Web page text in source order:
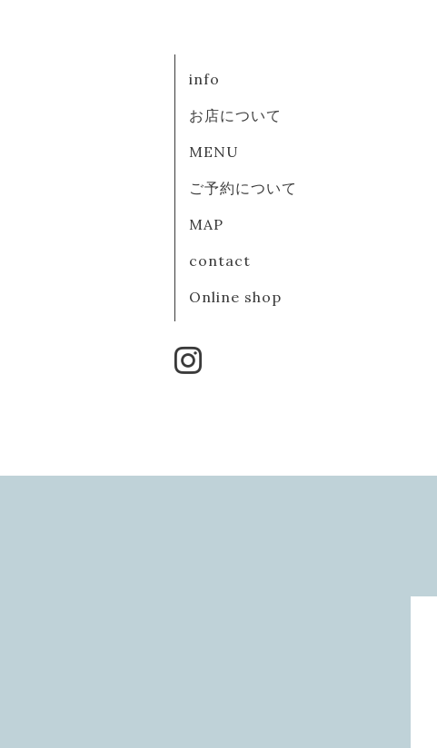
info
お店について
MENU
ご予約について
MAP
contact
Online shop